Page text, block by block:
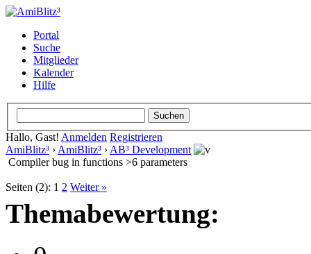
Portal
Suche
Mitglieder
Kalender
Hilfe
Hallo, Gast! Anmelden Registrieren
AmiBlitz³ › AmiBlitz³ › AB³ Development
Compiler bug in functions >6 parameters
Seiten (2): 1 2 Weiter »
Themabewertung: